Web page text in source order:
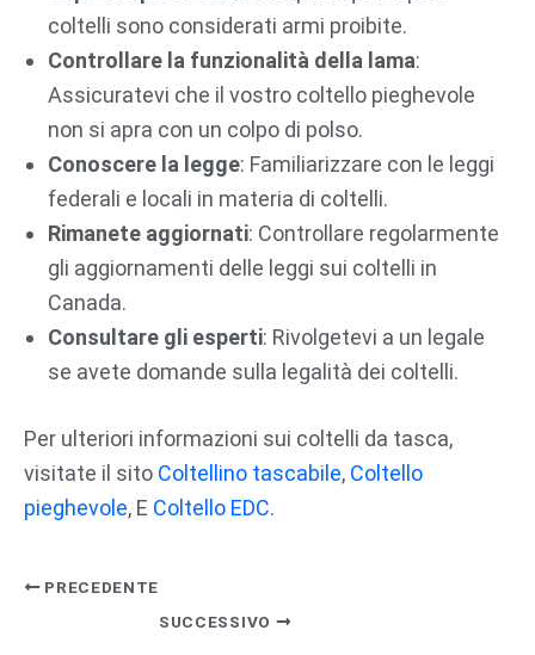
coltelli sono considerati armi proibite.
Controllare la funzionalità della lama:
Assicuratevi che il vostro coltello pieghevole
non si apra con un colpo di polso.
Conoscere la legge: Familiarizzare con le leggi
federali e locali in materia di coltelli.
Rimanete aggiornati: Controllare regolarmente
gli aggiornamenti delle leggi sui coltelli in
Canada.
Consultare gli esperti: Rivolgetevi a un legale
se avete domande sulla legalità dei coltelli.
Per ulteriori informazioni sui coltelli da tasca,
visitate il sito Coltellino tascabile, Coltello
pieghevole, E Coltello EDC.
PRECEDENTE
SUCCESSIVO